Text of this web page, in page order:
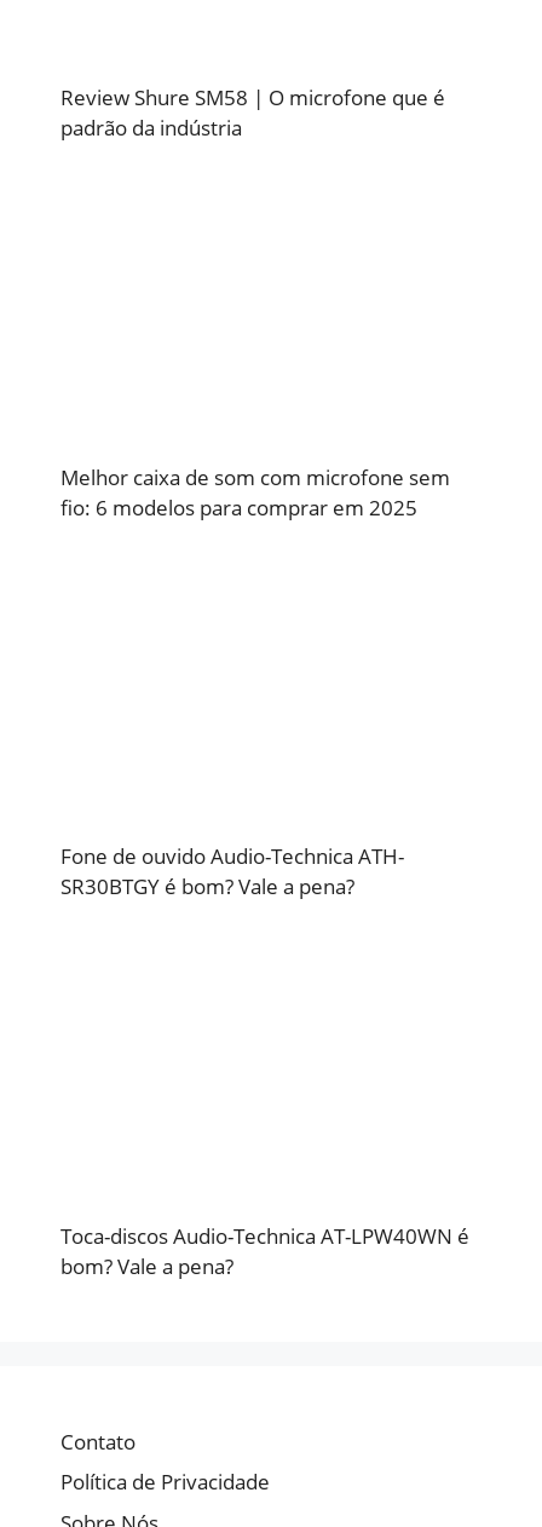
Review Shure SM58 | O microfone que é
padrão da indústria
Melhor caixa de som com microfone sem
fio: 6 modelos para comprar em 2025
Fone de ouvido Audio-Technica ATH-
SR30BTGY é bom? Vale a pena?
Toca-discos Audio-Technica AT-LPW40WN é
bom? Vale a pena?
Contato
Política de Privacidade